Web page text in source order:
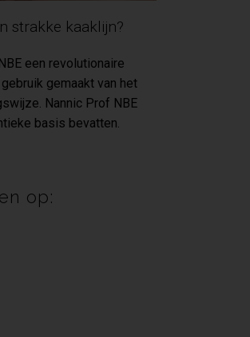
strakke kaaklijn?
een revolutionaire
gemaakt van het
Nannic Prof NBE
basis bevatten.
op: